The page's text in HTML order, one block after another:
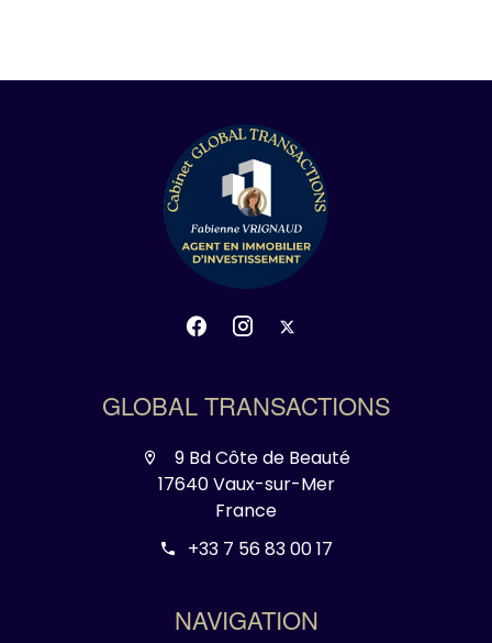
GLOBAL TRANSACTIONS
9 Bd Côte de Beauté
17640 Vaux-sur-Mer
France
+33 7 56 83 00 17
NAVIGATION